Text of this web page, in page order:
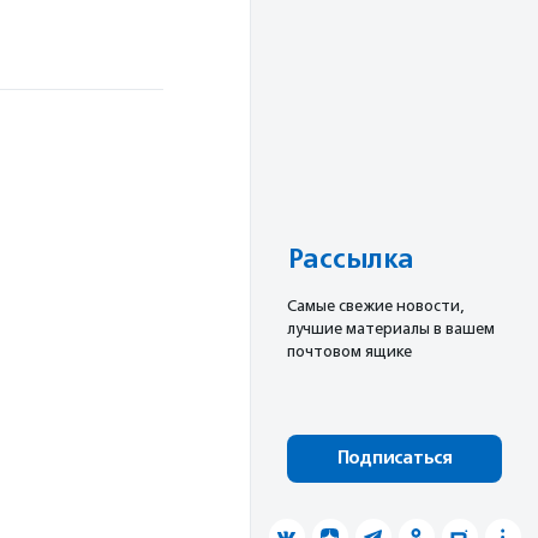
Рассылка
Cамые свежие новости,
лучшие материалы в вашем
почтовом ящике
Подписаться